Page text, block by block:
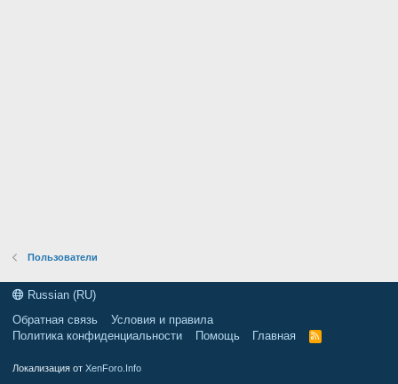
Пользователи
Russian (RU)
Обратная связь
Условия и правила
Политика конфиденциальности
Помощь Главная
R
Локализация от XenForo.Info